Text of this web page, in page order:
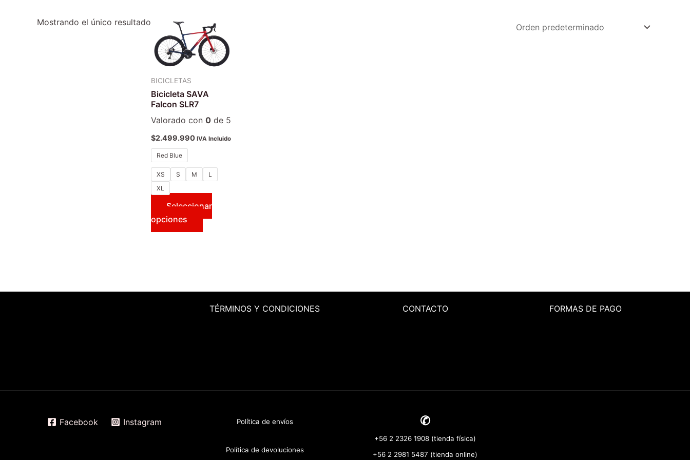
Mostrando el único resultado
BICICLETAS
Bicicleta SAVA
Falcon SLR7
Valorado con 0 de 5
$2.499.990 IVA Incluido
Red Blue
XS S M
L
XL
Seleccionar
opciones
Este
producto
tiene
múltiples
Las
se
elegir
la
página
de
producto
TÉRMINOS Y CONDICIONES CONTACTO FORMAS DE PAGO
Facebook Instagram Política de envíos
Política de devoluciones
✆
+56 2 2326 1908 (tienda física)
+56 2 2981 5487 (tienda online)